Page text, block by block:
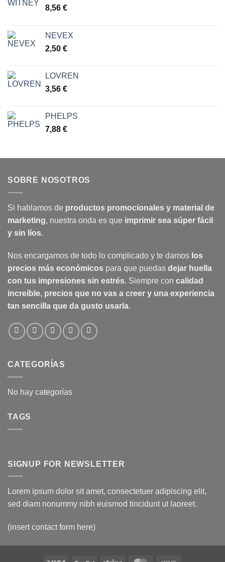
8,56 €
NEVEX
2,50 €
LOVREN
3,56 €
PHELPS
7,88 €
SOBRE NOSOTROS
Si hablamos de productos promocionales y material de
marketing, nuestra onda es que imprimir sea súper fácil
y sin líos.
Nos encargamos de todo lo complicado y te damos los
precios más económicos para que puedas dejar huella
con tus impresiones sin estrés. Siempre con calidad
increíble, precios que no vas a creer y una experiencia
tan sencilla que da gusto usarla.
CATEGORÍAS
No hay categorías
TAGS
SIGNUP FOR NEWSLETTER
Lorem ipsum dolor sit amet, consectetuer adipiscing elit,
sed diam nonummy nibh euismod tincidunt ut laoreet.
(insert contact form here)